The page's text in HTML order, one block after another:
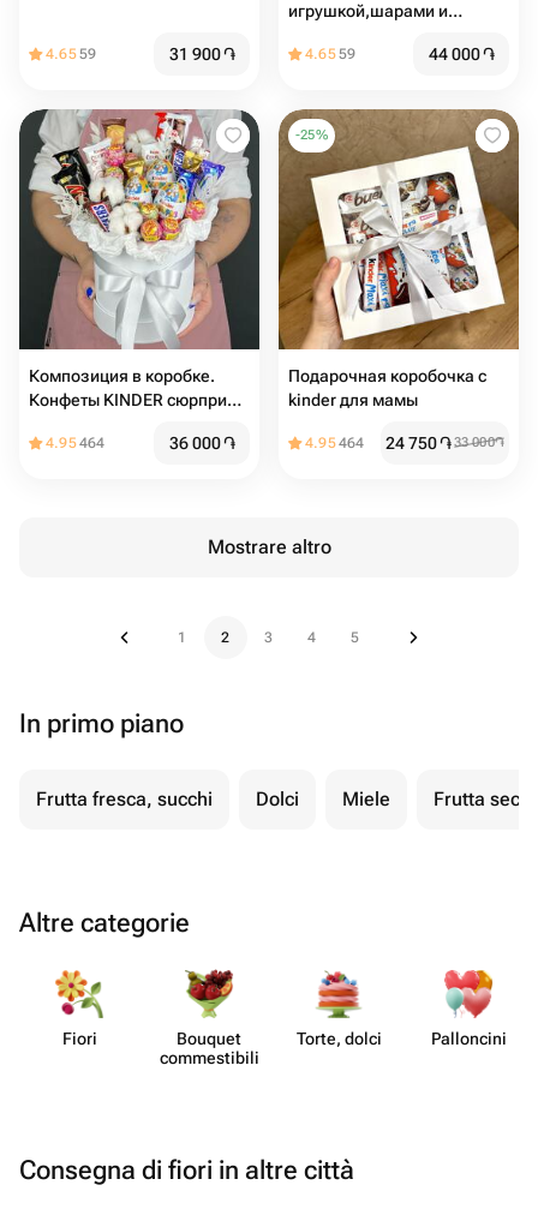
4.6559 31 900֏
игрушкой,шарами и
4.6559 44 000֏
Композиция в коробке.
Конфеты KINDER сюрприз,
чупа-чупс и Хлопок (M)
4.95464 36 000֏
-25%
Подарочная коробочка с
kinder для мамы
4.95464 24 750֏33 000֏
Mostrare altro
1 2 3 4 5
In primo piano
Frutta fresca, succhi Dolci Miele Frutta
Altre categorie
Fiori
Bouquet
commes​tibili
Torte, dolci Pall​oncini
Consegna di fiori in altre città